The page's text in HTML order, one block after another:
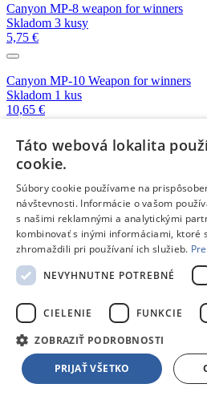
Canyon MP-8 weapon for winners
Skladom 3 kusy
5,75 €
Canyon MP-10 Weapon for winners
Skladom 1 kus
10,65 €
Trust Boye Mouse Pad Eco – blue
Skladom 1 kus
8,39 €
Trust Boye Mouse Pad Eco – black
Skladom 2 kusy
8,39 €
Skladom 2 kusy
8,39 €
Viac kompatibilných produktov z
ESET NOD32 Antivirus 4PC + 2roky
Táto webová lokalita
cookie.
Súbory cookie používame na
návštevnosti. Informácie o vašom
s našimi reklamnými a analytickými
kombinovať s inými informáciami, ktoré
zhromaždili pri používaní ich služieb.
NEVYHNUTNE POTREBNÉ
CIELENIE FUNKCIE
ZOBRAZIŤ PODROBNOSTI
PRIJAŤ VŠETKO